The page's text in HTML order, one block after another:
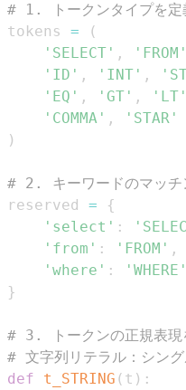
# 1. トークンタイプを定
tokens =
(
'SELECT' , 'FROM'
'ID' , 'INT' ,
'EQ' , 'GT' , 'LT'
'COMMA' , 'STAR'
)
# 2. キーワードのマッチ
reserved =
{
'select' :
'from' : 'FROM' ,
'where' :
'WHERE'
}
# 3. トークンの正規表現
# 文字列リテラル：シン
def
t_STRING ( t ) :